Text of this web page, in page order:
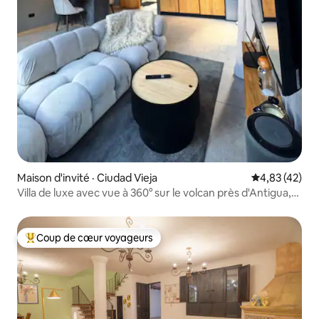
Maison d'invité · Ciudad Vieja Note
4,83 (42)
Villa de luxe avec vue à 360° sur le volcan près d'Antigua,
Coup de cœur voyageurs parmi les plus aimés
Coup de cœur voyageurs